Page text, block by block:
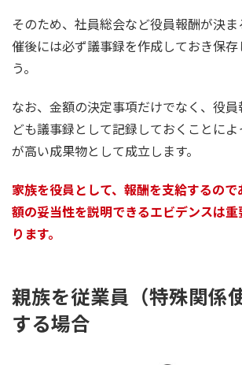
そのため、社員総会など役員報酬が決
催後には必ず議事録を作成しておき保存
う。
なお、金額の決定事項だけでなく、役
ども議事録として記録しておくことに
が高い成果物として成立します。
家族を役員として、報酬を支給するの
額の妥当性を説明できるエビデンスは
ります。
親族を従業員（特殊関係
する場合